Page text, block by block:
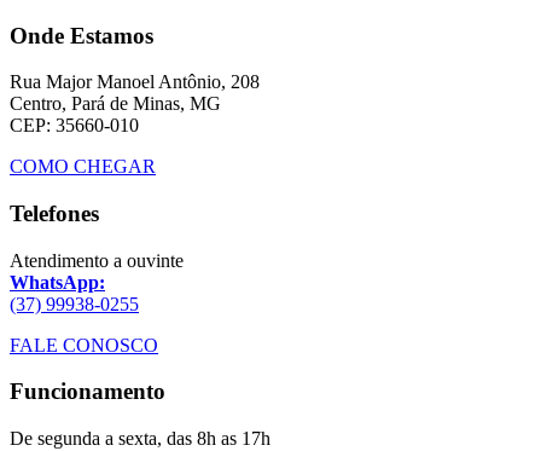
Onde Estamos
Rua Major Manoel Antônio, 208
Centro, Pará de Minas, MG
CEP: 35660-010
COMO CHEGAR
Telefones
Atendimento a ouvinte
WhatsApp:
(37) 99938-0255
FALE CONOSCO
Funcionamento
De segunda a sexta, das 8h as 17h